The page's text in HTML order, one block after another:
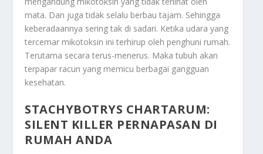
mata. Dan juga tidak selalu berbau tajam. Sehingga
keberadaannya sering tak di sadari. Ketika udara yang
tercemar mikotoksin ini terhirup oleh penghuni rumah.
Terutama secara terus-menerus. Maka tubuh akan
terpapar racun yang memicu berbagai gangguan
kesehatan.
STACHYBOTRYS CHARTARUM:
SILENT KILLER PERNAPASAN DI
RUMAH ANDA